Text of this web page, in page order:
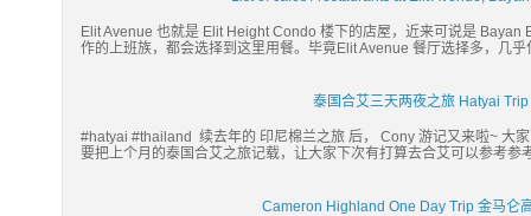
Elit Avenue 也就是 Elit Height Condo 楼下的店屋，近来可说是 Bayan
作的上班族，都会选择到这里用餐。毕竟Elit Avenue 餐厅选择多，几
泰国合艾三天两夜之旅 Hatyai
#hatyai #thailand 续去年的 印尼棉兰之旅 后， Cony 游记又来啦~ 大
要把上个月的泰国合艾之旅记载，让大家下次有打算去合艾可以参考参
Cameron Highland One Day Trip 金马仑